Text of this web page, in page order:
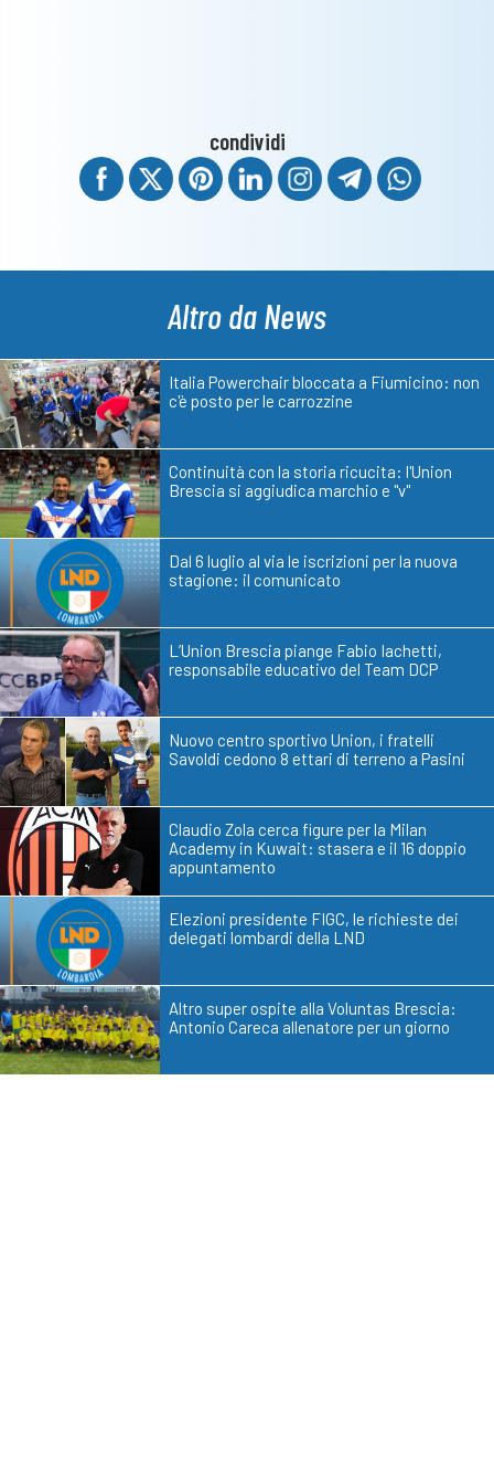
condividi
Altro da News
Italia Powerchair bloccata a Fiumicino: non
c'è posto per le carrozzine
Continuità con la storia ricucita: l'Union
Brescia si aggiudica marchio e "v"
Dal 6 luglio al via le iscrizioni per la nuova
stagione: il comunicato
L’Union Brescia piange Fabio Iachetti,
responsabile educativo del Team DCP
Nuovo centro sportivo Union, i fratelli
Savoldi cedono 8 ettari di terreno a Pasini
Claudio Zola cerca figure per la Milan
Academy in Kuwait: stasera e il 16 doppio
appuntamento
Elezioni presidente FIGC, le richieste dei
delegati lombardi della LND
Altro super ospite alla Voluntas Brescia:
Antonio Careca allenatore per un giorno